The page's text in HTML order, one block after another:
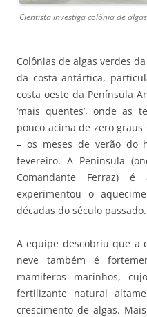
Cientista investiga colônia de
Colônias de algas verdes
da costa antártica,
costa oeste da Península
‘mais quentes’, onde as
pouco acima de zero
– os meses de verão do
fevereiro. A Península
Comandante Ferraz)
experimentou o
décadas do século passado.
A equipe descobriu que a
neve também é
mamíferos marinhos,
fertilizante natural
crescimento de algas.